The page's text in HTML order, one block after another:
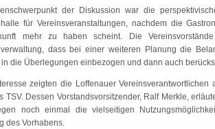
der Diskussion war die
für Vereinsveranstaltungen, nachdem die
mehr zu haben scheint. Die
dass bei einer weiteren Planung die
die Überlegungen einbezogen und dann auch
zeigten die Loffenauer Vereinsverantwortlichen
TSV. Dessen Vorstandsvorsitzender, Ralf Merkle,
noch einmal die vielseitigen
des Vorhabens.